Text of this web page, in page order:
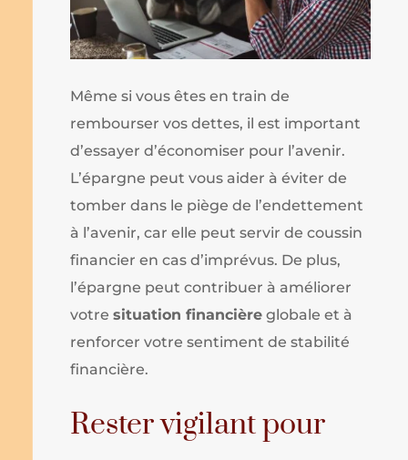
Même si vous êtes en train de
rembourser vos dettes, il est important
d’essayer d’économiser pour l’avenir.
L’épargne peut vous aider à éviter de
tomber dans le piège de l’endettement
à l’avenir, car elle peut servir de coussin
financier en cas d’imprévus. De plus,
l’épargne peut contribuer à améliorer
votresituation financière globale et à
renforcer votre sentiment de stabilité
financière.
Rester vigilant pour